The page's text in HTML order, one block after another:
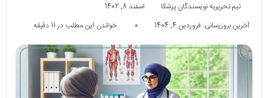
تیم تحریریه نویسندگان پزشکا
اسفند 8, 1402
آخرین بروزرسانی: فروردین 4, 1404
0 خواندن این مطلب در 11 دقیقه